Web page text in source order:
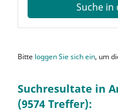
Suche in
Bitte loggen Sie sich ein, um
Suchresultate in
(9574 Treffer):